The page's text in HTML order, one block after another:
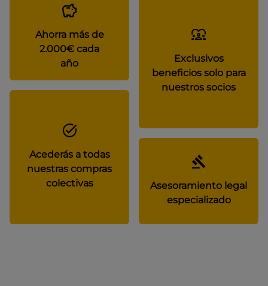
Ahorra más de
2.000€ cada
año
Exclusivos
beneficios solo para
nuestros socios
Acederás a todas
nuestras compras
colectivas
Asesoramiento legal
especializado